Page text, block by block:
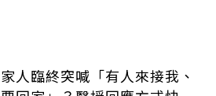
家人臨終突喊「有人來接我、